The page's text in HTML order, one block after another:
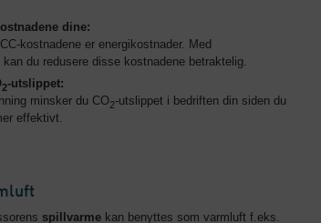
dine:
kostnadene er energikostnader. Med
du redusere disse kostnadene betraktelig.
2-utslippet:
minsker du CO2-utslippet i bedriften din siden du
effektivt.
spillvarme kan benyttes som varmluft f.eks.